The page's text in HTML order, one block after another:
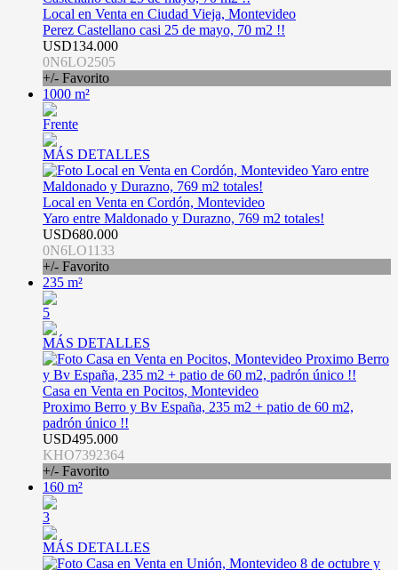
Local en Venta en Ciudad Vieja, Montevideo
Perez Castellano casi 25 de mayo, 70 m2 !!
USD134.000
0N6LO2505
+/- Favorito
1000 m²
Frente
MÁS DETALLES
Local en Venta en Cordón, Montevideo
Yaro entre Maldonado y Durazno, 769 m2 totales!
USD680.000
0N6LO1133
+/- Favorito
235 m²
5
MÁS DETALLES
Casa en Venta en Pocitos, Montevideo
Proximo Berro y Bv España, 235 m2 + patio de 60 m2,
padrón único !!
USD495.000
KHO7392364
+/- Favorito
160 m²
3
MÁS DETALLES